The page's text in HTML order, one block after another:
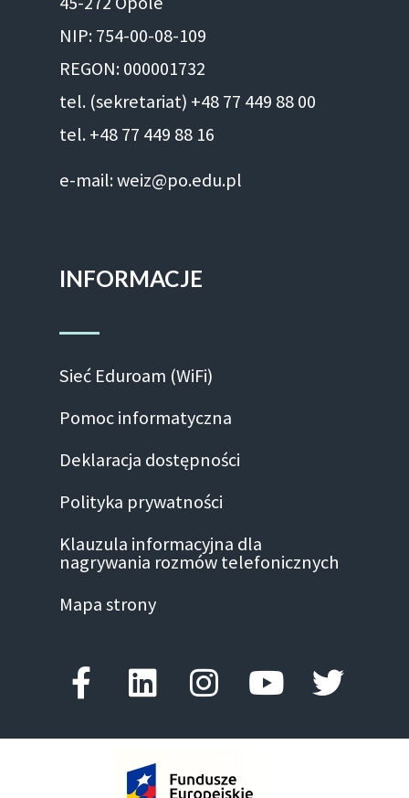
NIP: 754-00-08-109
REGON: 000001732
tel. (sekretariat) +48 77 449 88 00
tel. +48 77 449 88 16
e-mail: weiz@po.edu.pl
INFORMACJE
Sieć Eduroam (WiFi)
Pomoc informatyczna
Deklaracja dostępności
Polityka prywatności
Klauzula informacyjna dla
nagrywania rozmów telefonicznych
Mapa strony
Facebook-f
LinkedinInstagram
Youtube